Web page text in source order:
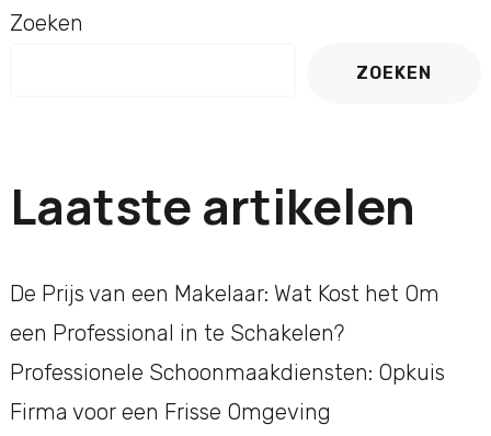
Zoeken
ZOEKEN
Laatste artikelen
De Prijs van een Makelaar: Wat Kost het Om
een Professional in te Schakelen?
Professionele Schoonmaakdiensten: Opkuis
Firma voor een Frisse Omgeving